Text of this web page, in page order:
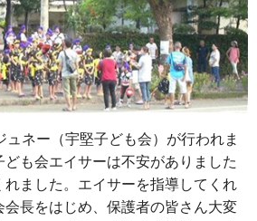
ネー（宇堅子ども会）が行われま
ども会エイサーは不安がありました
れました。エイサーを指導してくれ
会長をはじめ、保護者の皆さん大変